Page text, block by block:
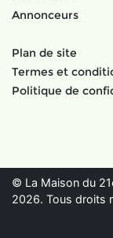
Annonceurs
Plan de site
Termes et
Politique de
© La Maison du
2026. Tous droits